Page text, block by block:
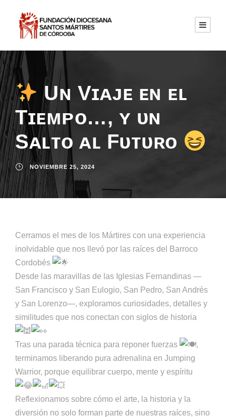
Uɴ Vɪᴀᴊᴇ ᴇɴ ᴇʟ
Tɪᴇᴍᴘᴏ…, ʏ ᴜɴ
Sᴀʟᴛᴏ ᴀʟ Fᴜᴛᴜʀᴏ
NOVIEMBRE 25, 2024
Cerramos el mes de los Mártires con una experiencia
inolvidable que nos llevó por las raíces del Barroco
Cordobés
Desde las maravillas de las Iglesias Fernandinas —
San Francisco y San Eulogio, San Pedro, San Andrés
y San Lorenzo—, exploramos curiosidades, detalles y
similitudes que nos conectan con siglos de historia
Tras una parada técnica para reponer fuerzas
,
terminamos liberando pura adrenalina en Jumping
Warrior, porque equilibrar cuerpo, mente y espíritu
Reflexionamos sobre cómo el arte, la historia y la
diversión no solo forman parte de nuestras raíces, sino